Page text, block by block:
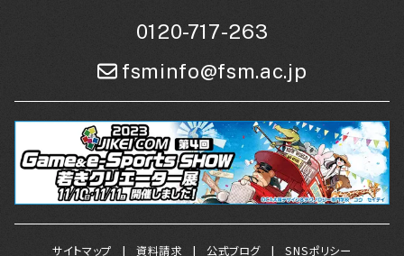
0120-717-263
fsminfo@fsm.ac.jp
サイトマップ 資料請求 公式ブログ SNSポリシー